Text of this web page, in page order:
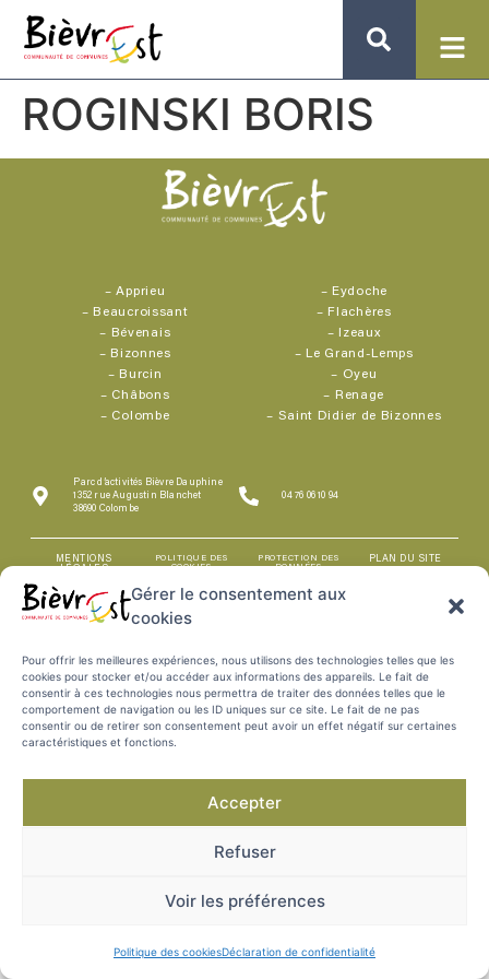
Gérer le consentement aux
cookies
Pour offrir les meilleures expériences, nous utilisons des technologies telles que les
cookies pour stocker et/ou accéder aux informations des appareils. Le fait de
consentir à ces technologies nous permettra de traiter des données telles que le
comportement de navigation ou les ID uniques sur ce site. Le fait de ne pas
consentir ou de retirer son consentement peut avoir un effet négatif sur certaines
caractéristiques et fonctions.
Accepter
Refuser
Voir les préférences
Politique des cookiesDéclaration de confidentialité
ROGINSKI BORIS
–Apprieu
– Beaucroissant
– Bévenais
– Bizonnes
– Burcin
– Châbons
– Colombe
– Eydoche
– Flachères
–
Izeaux
– Le Grand-Lemps
– Oyeu
– Renage
– Saint Didier de Bizonnes
Parc d’activités Bièvre Dauphine
1352 rue Augustin Blanchet
38690 Colombe
04 76 06 10 94
MENTIONS
LÉGALES
POLITIQUE DES
COOKIES
PROTECTION DES
DONNÉES
PLAN DU SITE